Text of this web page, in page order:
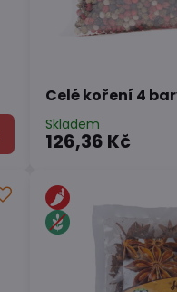
Celé koření 4
Skladem
126,36 Kč